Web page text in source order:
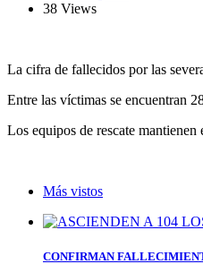
38 Views
La cifra de fallecidos por las
Entre las víctimas se encuentran
Los equipos de rescate
Más vistos
CONFIRMAN